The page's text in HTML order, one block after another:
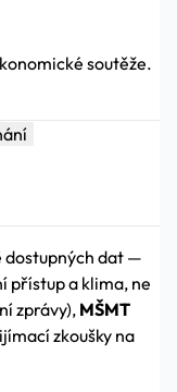
soutěže.
dostupných dat —
přístup a klima, ne
zprávy), MŠMT
zkoušky na